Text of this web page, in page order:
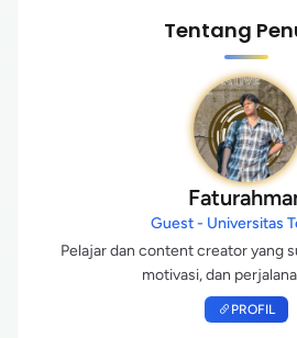
Tentang
Guest - Universitas
Pelajar dan content creator yang
motivasi, dan
PROFIL